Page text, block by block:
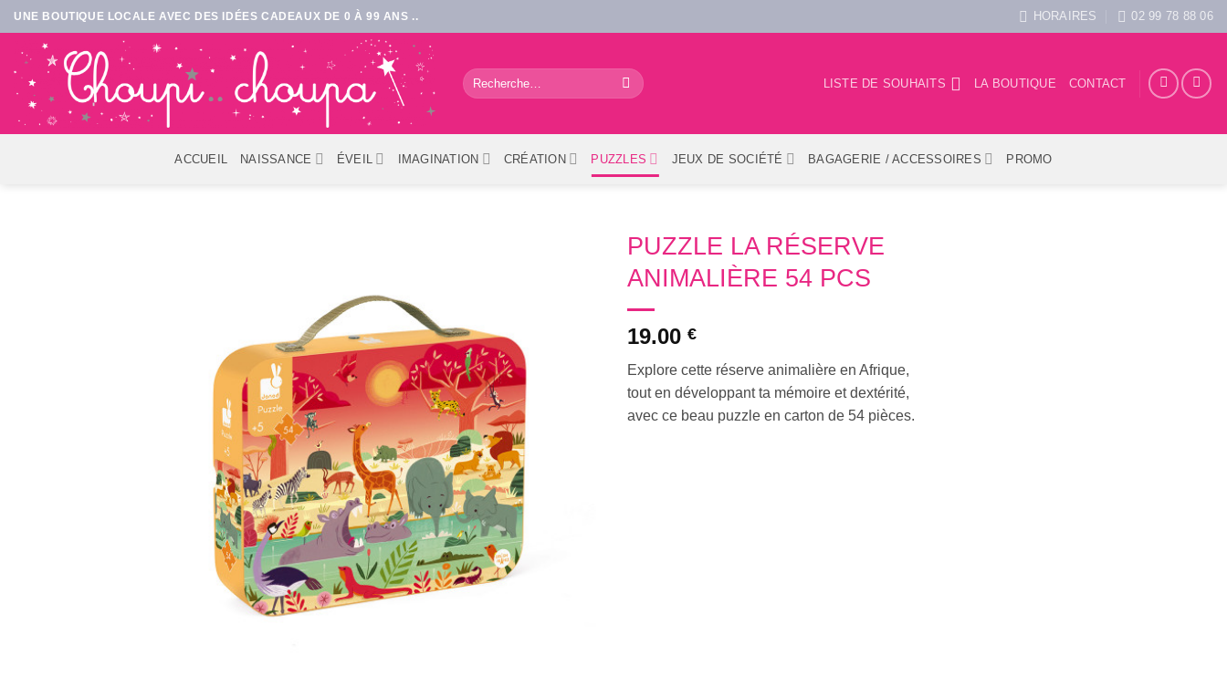
Passer
au
contenu
UNE BOUTIQUE LOCALE AVEC DES IDÉES CADEAUX DE 0 À 99 ANS .. HORAIRES 02 99 78 88 06
Recherche
pour :
LISTE DE SOUHAITS LA BOUTIQUE CONTACT
ACCUEIL NAISSANCE ÉVEIL IMAGINATION CRÉATION PUZZLES JEUX DE SOCIÉTÉ BAGAGERIE / ACCESSOIRES PROMO
PUZZLE LA RÉSERVE
ANIMALIÈRE 54 PCS
19.00 €
Explore cette réserve animalière en Afrique,
tout en développant ta mémoire et dextérité,
avec ce beau puzzle en carton de 54 pièces.